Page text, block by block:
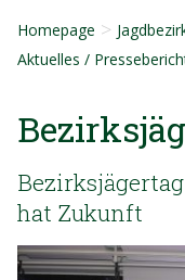
Homepage >
Aktuelles /
hat Zukunft